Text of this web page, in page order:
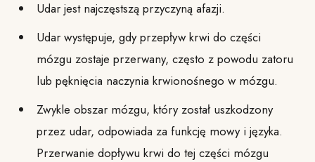
Udar jest najczęstszą przyczyną afazji.
Udar występuje, gdy przepływ krwi do części
mózgu zostaje przerwany, często z powodu zatoru
lub pęknięcia naczynia krwionośnego w mózgu.
Zwykle obszar mózgu, który został uszkodzony
przez udar, odpowiada za funkcję mowy i języka.
Przerwanie dopływu krwi do tej części mózgu